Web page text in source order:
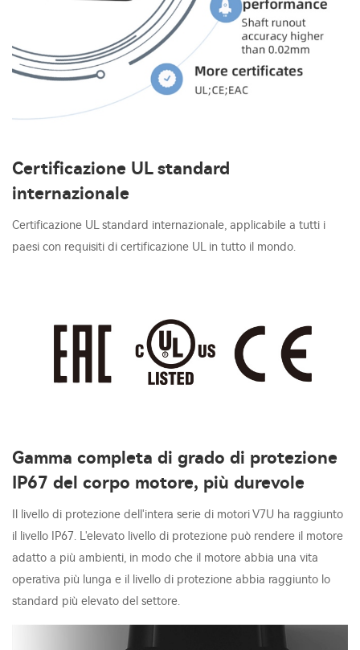
Certificazione UL standard
internazionale
Certificazione UL standard internazionale, applicabile a tutti i
paesi con requisiti di certificazione UL in tutto il mondo.
Gamma completa di grado di protezione
IP67 del corpo motore, più durevole
Il livello di protezione dell'intera serie di motori V7U ha raggiunto
il livello IP67. L'elevato livello di protezione può rendere il motore
adatto a più ambienti, in modo che il motore abbia una vita
operativa più lunga e il livello di protezione abbia raggiunto lo
standard più elevato del settore.